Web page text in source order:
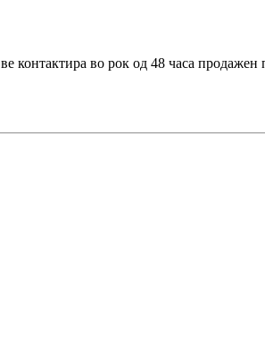
контактира во рок од 48 часа продажен